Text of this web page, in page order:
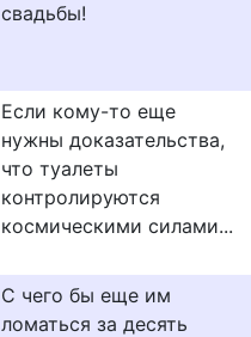
свадьбы!
Если кому-то еще
нужны доказательства,
что туалеты
контролируются
космическими силами...
С чего бы еще им
ломаться за десять